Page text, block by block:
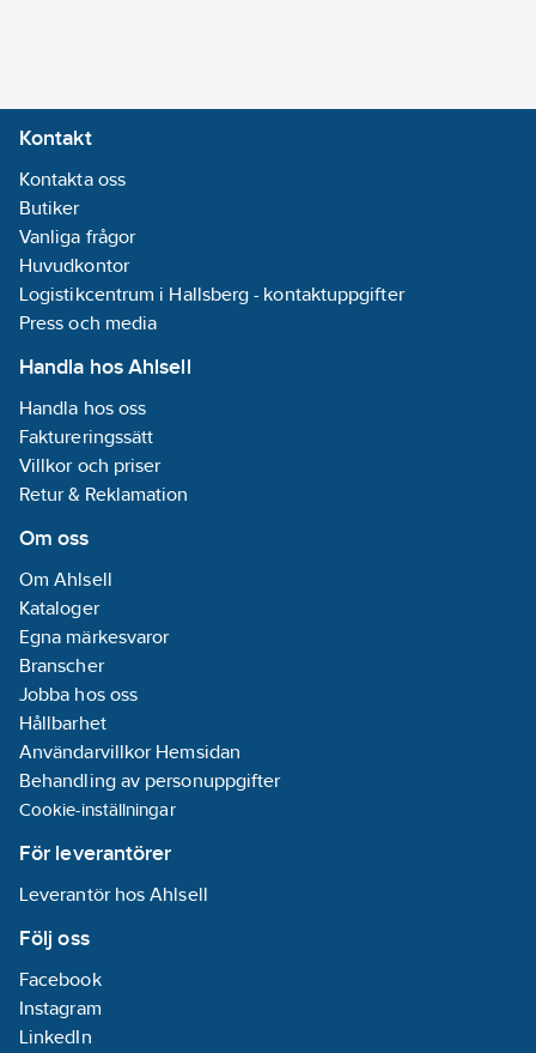
Kontakt
Kontakta oss
Butiker
Vanliga frågor
Huvudkontor
Logistikcentrum i Hallsberg - kontaktuppgifter
Press och media
Handla hos Ahlsell
Handla hos oss
Faktureringssätt
Villkor och priser
Retur & Reklamation
Om oss
Om Ahlsell
Kataloger
Egna märkesvaror
Branscher
Jobba hos oss
Hållbarhet
Användarvillkor Hemsidan
Behandling av personuppgifter
Cookie-inställningar
För leverantörer
Leverantör hos Ahlsell
Följ oss
Facebook
Instagram
LinkedIn